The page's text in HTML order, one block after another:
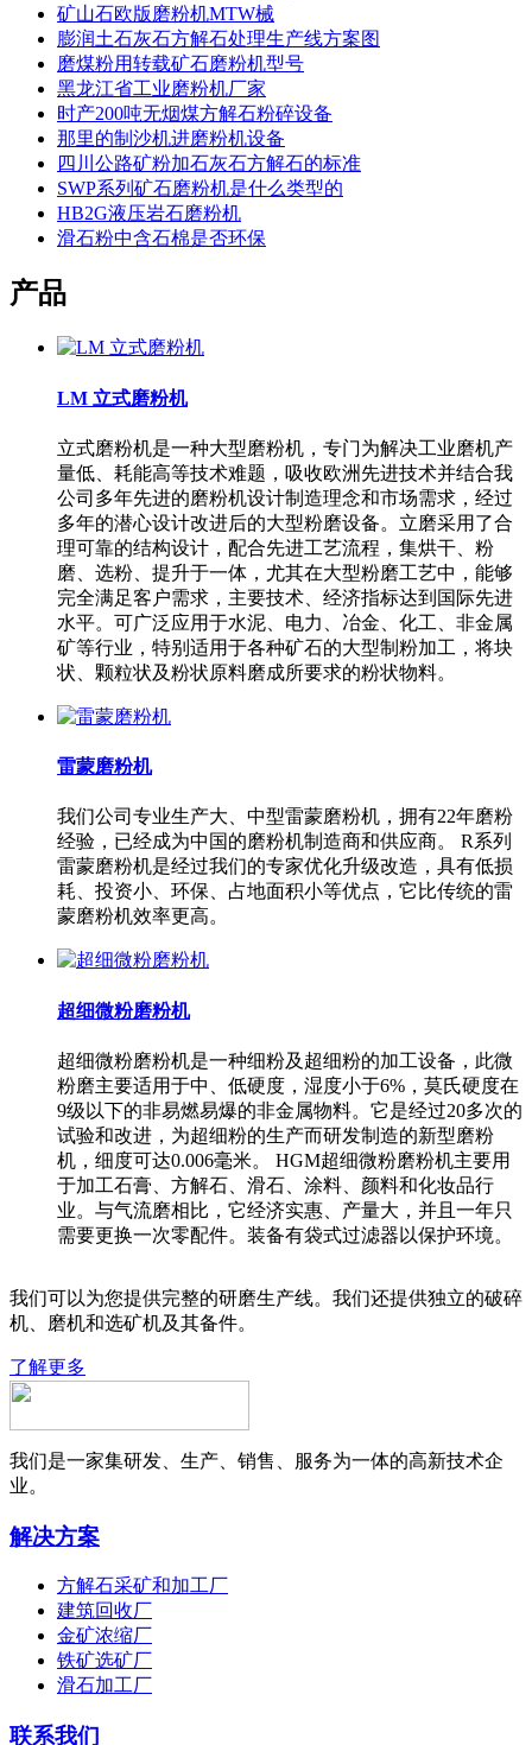
矿山石欧版磨粉机MTW械
膨润土石灰石方解石处理生产线方案图
磨煤粉用转载矿石磨粉机型号
黑龙江省工业磨粉机厂家
时产200吨无烟煤方解石粉碎设备
那里的制沙机进磨粉机设备
四川公路矿粉加石灰石方解石的标准
SWP系列矿石磨粉机是什么类型的
HB2G液压岩石磨粉机
滑石粉中含石棉是否环保
产品
LM 立式磨粉机
立式磨粉机是一种大型磨粉机，专门为解决工业磨机产
量低、耗能高等技术难题，吸收欧洲先进技术并结合我
公司多年先进的磨粉机设计制造理念和市场需求，经过
多年的潜心设计改进后的大型粉磨设备。立磨采用了合
理可靠的结构设计，配合先进工艺流程，集烘干、粉
磨、选粉、提升于一体，尤其在大型粉磨工艺中，能够
完全满足客户需求，主要技术、经济指标达到国际先进
水平。可广泛应用于水泥、电力、冶金、化工、非金属
矿等行业，特别适用于各种矿石的大型制粉加工，将块
状、颗粒状及粉状原料磨成所要求的粉状物料。
雷蒙磨粉机
我们公司专业生产大、中型雷蒙磨粉机，拥有22年磨粉
经验，已经成为中国的磨粉机制造商和供应商。 R系列
雷蒙磨粉机是经过我们的专家优化升级改造，具有低损
耗、投资小、环保、占地面积小等优点，它比传统的雷
蒙磨粉机效率更高。
超细微粉磨粉机
超细微粉磨粉机是一种细粉及超细粉的加工设备，此微
粉磨主要适用于中、低硬度，湿度小于6%，莫氏硬度在
9级以下的非易燃易爆的非金属物料。它是经过20多次的
试验和改进，为超细粉的生产而研发制造的新型磨粉
机，细度可达0.006毫米。 HGM超细微粉磨粉机主要用
于加工石膏、方解石、滑石、涂料、颜料和化妆品行
业。与气流磨相比，它经济实惠、产量大，并且一年只
需要更换一次零配件。装备有袋式过滤器以保护环境。
我们可以为您提供完整的研磨生产线。我们还提供独立的破碎
机、磨机和选矿机及其备件。
了解更多
我们是一家集研发、生产、销售、服务为一体的高新技术企
业。
解决方案
方解石采矿和加工厂
建筑回收厂
金矿浓缩厂
铁矿选矿厂
滑石加工厂
联系我们